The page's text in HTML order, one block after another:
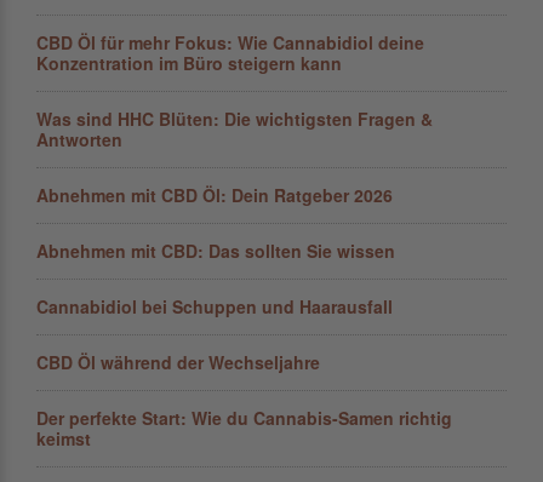
CBD Öl für mehr Fokus: Wie Cannabidiol deine
Konzentration im Büro steigern kann
Was sind HHC Blüten: Die wichtigsten Fragen &
Antworten
Abnehmen mit CBD Öl: Dein Ratgeber 2026
Abnehmen mit CBD: Das sollten Sie wissen
Cannabidiol bei Schuppen und Haarausfall
CBD Öl während der Wechseljahre
Der perfekte Start: Wie du Cannabis-Samen richtig
keimst